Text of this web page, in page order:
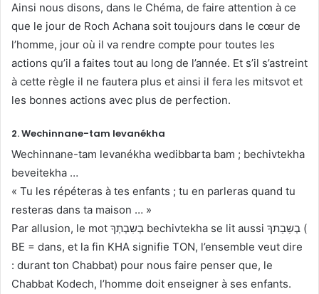
Ainsi nous disons, dans le Chéma, de faire attention à ce
que le jour de Roch Achana soit toujours dans le cœur de
l’homme, jour où il va rendre compte pour toutes les
actions qu’il a faites tout au long de l’année. Et s’il s’astreint
à cette règle il ne fautera plus et ainsi il fera les mitsvot et
les bonnes actions avec plus de perfection.
2. Wechinnane-tam levanékha
Wechinnane-tam levanékha wedibbarta bam ; bechivtekha
beveitekha …
« Tu les répéteras à tes enfants ; tu en parleras quand tu
resteras dans ta maison … »
Par allusion, le mot בְשִבְתְךָ bechivtekha se lit aussi בְשַבַתךָ (
BE = dans, et la fin KHA signifie TON, l’ensemble veut dire
: durant ton Chabbat) pour nous faire penser que, le
Chabbat Kodech, l’homme doit enseigner à ses enfants.